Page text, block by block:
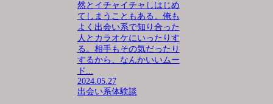
然とイチャイチャしはじめ
てしまうこともある。俺も
よく出会い系で知り合った
人とカラオケにいったりす
る。相手もその気だったり
するから、なんかいいムー
ド...
2024.05.27
出会い系体験談